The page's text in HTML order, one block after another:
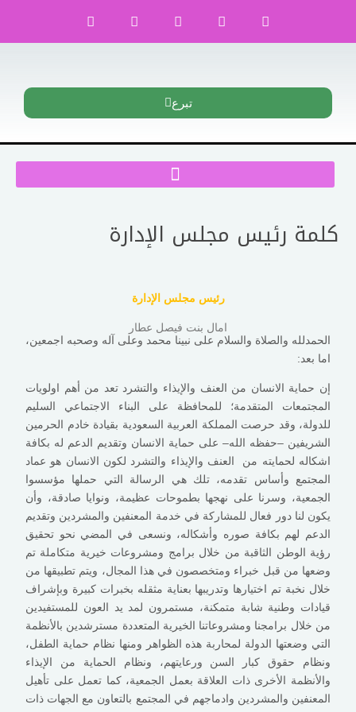
تبرع
كلمة رئيس مجلس الإدارة
رئيس مجلس الإدارة
امال بنت فيصل عطار
الحمدلله والصلاة والسلام على نبينا محمد وعلى آله وصحبه اجمعين،
اما بعد:
إن حماية الانسان من العنف والإيذاء والتشرد تعد من أهم اولويات
المجتمعات المتقدمة؛ للمحافظة على البناء الاجتماعي السليم
للدولة، وقد حرصت المملكة العربية السعودية بقيادة خادم الحرمين
الشريفين –حفظه الله– على حماية الانسان وتقديم الدعم له بكافة
اشكاله لحمايته من العنف والإيذاء والتشرد لكون الانسان هو عماد
المجتمع وأساس تقدمه، تلك هي الرسالة التي حملها مؤسسوا
الجمعية، وسرنا على نهجها بطموحات عظيمة، ونوايا صادقة، وأن
يكون لنا دور فعال للمشاركة في خدمة المعنفين والمشردين وتقديم
الدعم لهم بكافة صوره وأشكاله، ونسعى في المضي نحو تحقيق
رؤية الوطن الثاقبة من خلال برامج ومشروعات خيرية متكاملة تم
وضعها من قبل خبراء ومتخصصون في هذا المجال، ويتم تطبيقها من
خلال نخبة تم اختيارها وتدريبها بعناية مثقله بخبرات كبيرة وبإشراف
قيادات وطنية شابة متمكنة، مستمرون لمد يد العون للمستفيدين
من خلال برامجنا ومشروعاتنا الخيرية المتعددة مسترشدين بالأنظمة
التي وضعتها الدولة لمحاربة هذه الظواهر ومنها نظام حماية الطفل،
ونظام حقوق كبار السن ورعايتهم، ونظام الحماية من الإيذاء
والأنظمة الأخرى ذات العلاقة بعمل الجمعية، كما تعمل على تأهيل
المعنفين والمشردين وادماجهم في المجتمع بالتعاون مع الجهات ذات